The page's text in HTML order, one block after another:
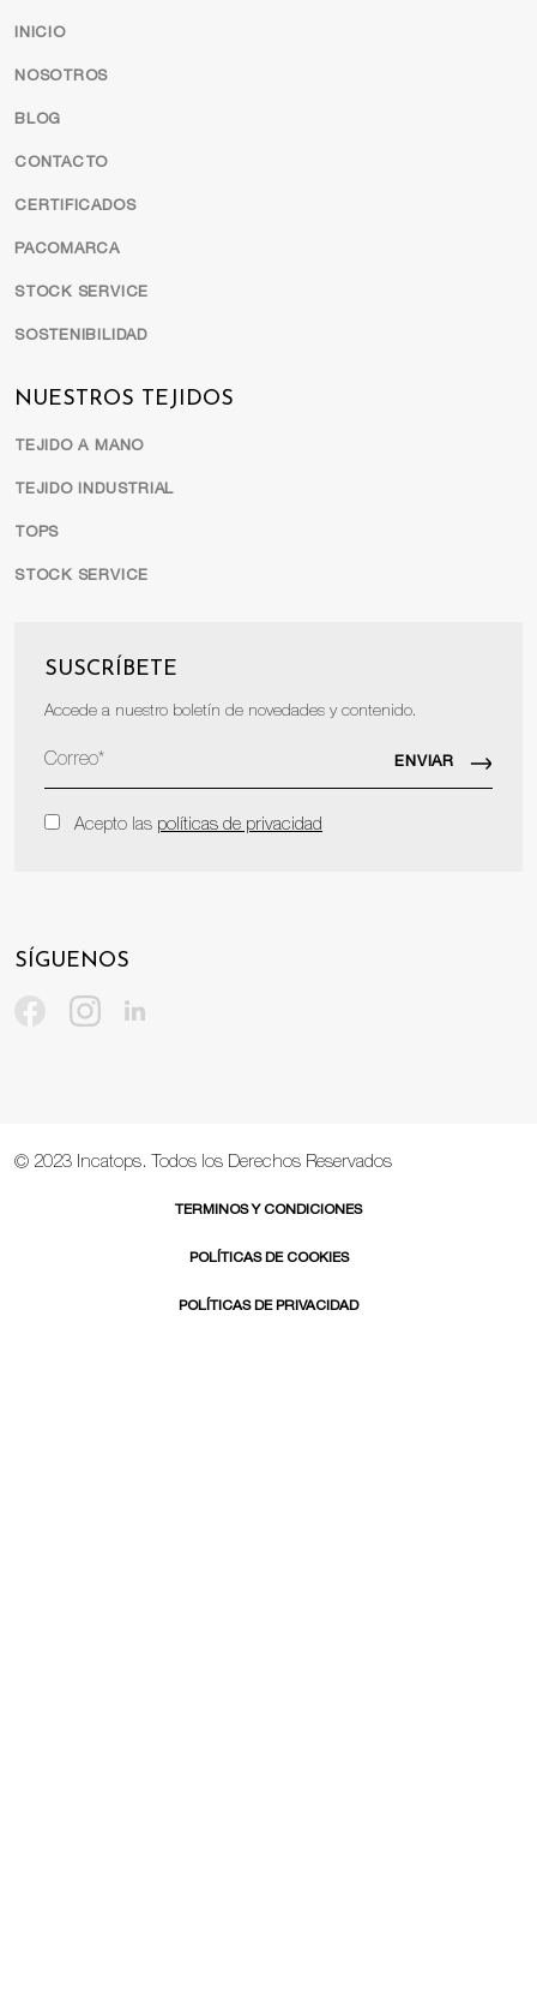
INICIO
NOSOTROS
BLOG
CONTACTO
CERTIFICADOS
PACOMARCA
STOCK SERVICE
SOSTENIBILIDAD
NUESTROS TEJIDOS
TEJIDO A MANO
TEJIDO INDUSTRIAL
TOPS
STOCK SERVICE
SUSCRÍBETE
Accede a nuestro boletín de novedades y contenido.
Acepto las políticas de privacidad
SÍGUENOS
© 2023 Incatops. Todos los Derechos Reservados
TERMINOS Y CONDICIONES
POLÍTICAS DE COOKIES
POLÍTICAS DE PRIVACIDAD